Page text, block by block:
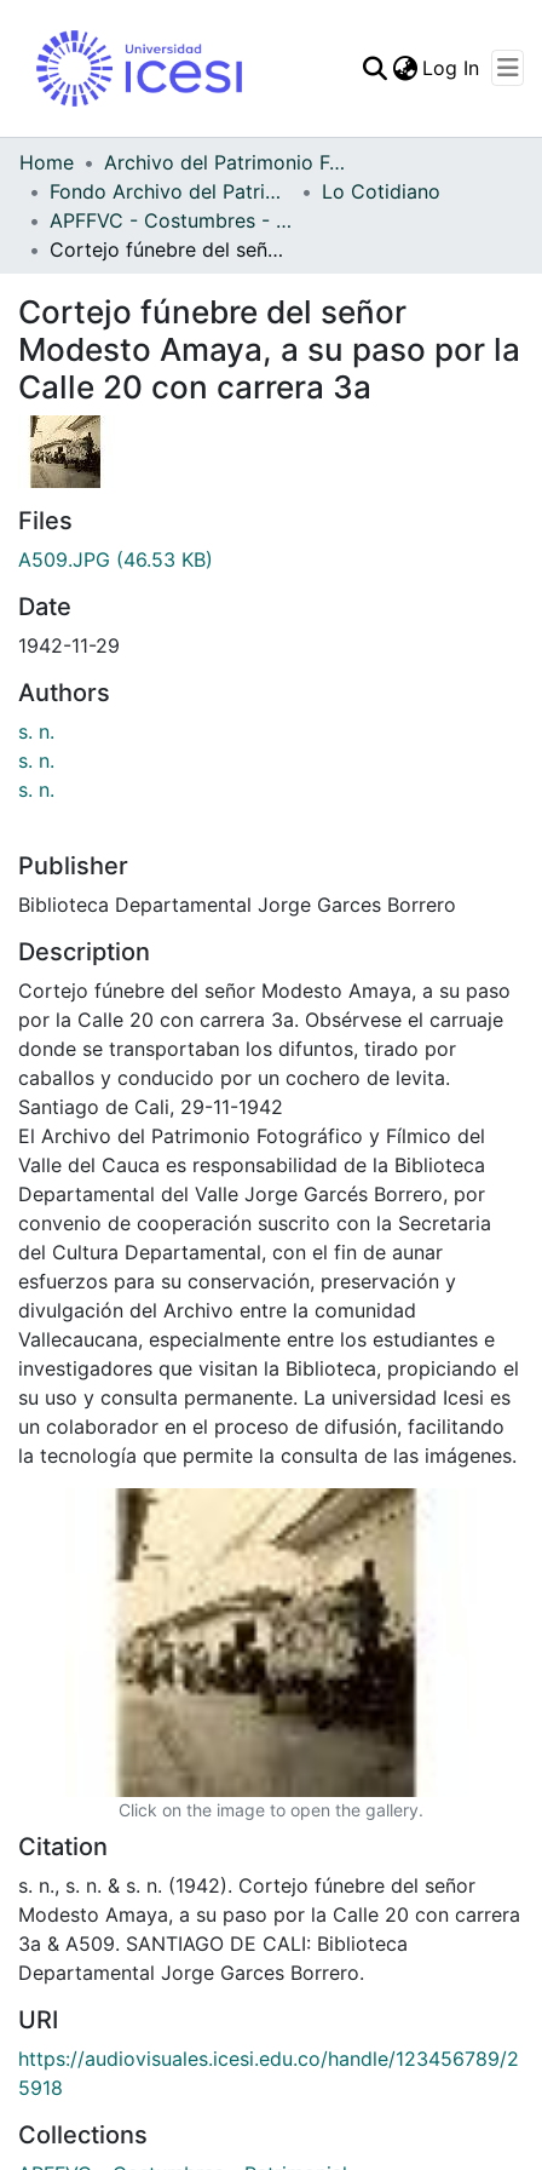
Statistics
Log In
Home
Archivo del Patrimonio Fotográfico y Fílmico del Valle del Cauca
Fondo Archivo del Patrimonio Fotográfico y Fílmico del Valle del Cauca
Lo Cotidiano
APFFVC - Costumbres - Patrimonial
Cortejo fúnebre del señor Modesto Amaya, a su paso por la Calle 20 con carrera 3a
Cortejo fúnebre del señor
Modesto Amaya, a su paso por la
Calle 20 con carrera 3a
Files
A509.JPG (46.53 KB)
Date
1942-11-29
Authors
s. n.
s. n.
s. n.
Publisher
Biblioteca Departamental Jorge Garces Borrero
Description
Cortejo fúnebre del señor Modesto Amaya, a su paso
por la Calle 20 con carrera 3a. Obsérvese el carruaje
donde se transportaban los difuntos, tirado por
caballos y conducido por un cochero de levita.
Santiago de Cali, 29-11-1942
El Archivo del Patrimonio Fotográfico y Fílmico del
Valle del Cauca es responsabilidad de la Biblioteca
Departamental del Valle Jorge Garcés Borrero, por
convenio de cooperación suscrito con la Secretaria
del Cultura Departamental, con el fin de aunar
esfuerzos para su conservación, preservación y
divulgación del Archivo entre la comunidad
Vallecaucana, especialmente entre los estudiantes e
investigadores que visitan la Biblioteca, propiciando el
su uso y consulta permanente. La universidad Icesi es
un colaborador en el proceso de difusión, facilitando
la tecnología que permite la consulta de las imágenes.
Click on the image to open the gallery.
Citation
s. n., s. n. & s. n. (1942). Cortejo fúnebre del señor
Modesto Amaya, a su paso por la Calle 20 con carrera
3a & A509. SANTIAGO DE CALI: Biblioteca
Departamental Jorge Garces Borrero.
URI
https://audiovisuales.icesi.edu.co/handle/123456789/2
5918
Collections